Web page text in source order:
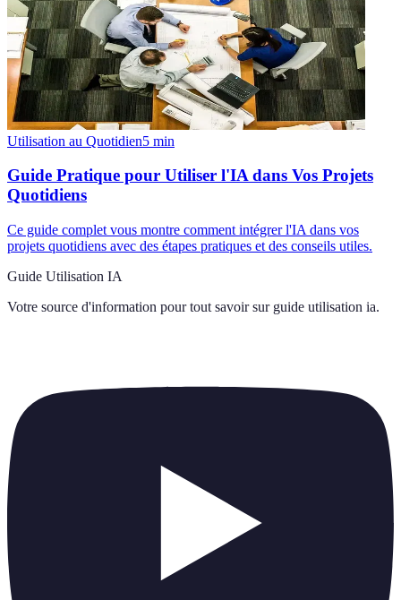
Utilisation au Quotidien5 min
Guide Pratique pour Utiliser l'IA dans Vos Projets
Quotidiens
Ce guide complet vous montre comment intégrer l'IA dans vos
projets quotidiens avec des étapes pratiques et des conseils utiles.
Guide Utilisation IA
Votre source d'information pour tout savoir sur guide utilisation ia.